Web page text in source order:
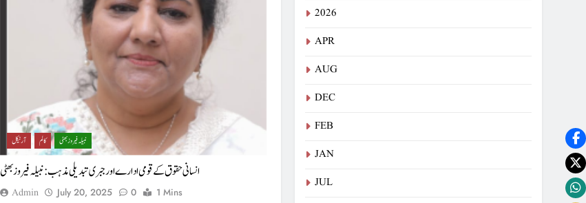
آرٹیکل کالم نبیلہ فیروز بھٹی
انسانی حقوق کے قومی ادارے اور جبری تبدیلی مذہب : نبیلہ فیروز بھٹی
Admin July 20, 2025 0 1 Mins
2026
APR
AUG
DEC
FEB
JAN
JUL